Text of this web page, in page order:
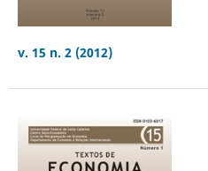
v. 15 n. 2 (2012)